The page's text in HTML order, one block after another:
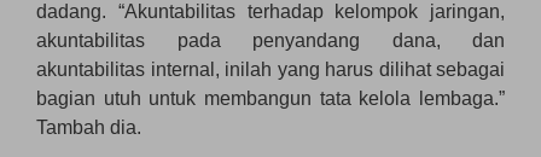
dadang. “Akuntabilitas terhadap kelompok jaringan,
akuntabilitas pada penyandang dana, dan
akuntabilitas internal, inilah yang harus dilihat sebagai
bagian utuh untuk membangun tata kelola lembaga.”
Tambah dia.